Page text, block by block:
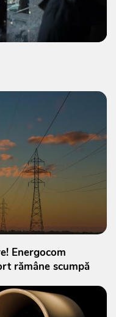
Energocom
rămâne scumpă